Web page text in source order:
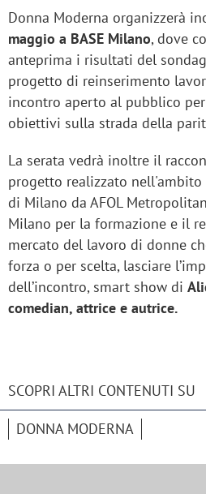
Donna Moderna organizzerà
maggio a BASE Milano, dove
anteprima i risultati del
progetto di reinserimento
incontro aperto al pubblico
obiettivi sulla strada della
La serata vedrà inoltre il
progetto realizzato
di Milano da AFOL
Milano per la formazione e il
mercato del lavoro di donne
forza o per scelta, lasciare
dell’incontro, smart show di
comedian, attrice e autrice.
SCOPRI ALTRI CONTENUTI SU
DONNA MODERNA